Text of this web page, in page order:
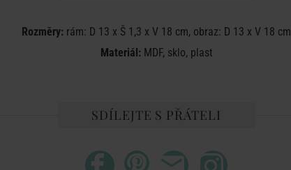
Rozměry: rám: D 13 x Š 1,3 x V 18 cm, obraz: D 13 x V 18 cm
Materiál:MDF, sklo, plast
SDÍLEJTE S PŘÁTELI